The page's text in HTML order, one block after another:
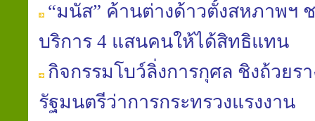
“มนัส” ค้านต่างด้าวตั้งสหภาพฯ
บริการ 4 แสนคนให้ได้สิทธิแทน
กิจกรรมโบว์ลิ่งการกุศล ชิงถ้วยร
รัฐมนตรีว่าการกระทรวงแรงงาน